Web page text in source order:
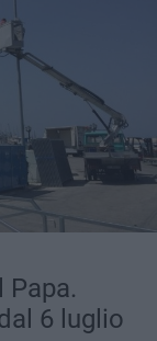
Papa.
6 luglio